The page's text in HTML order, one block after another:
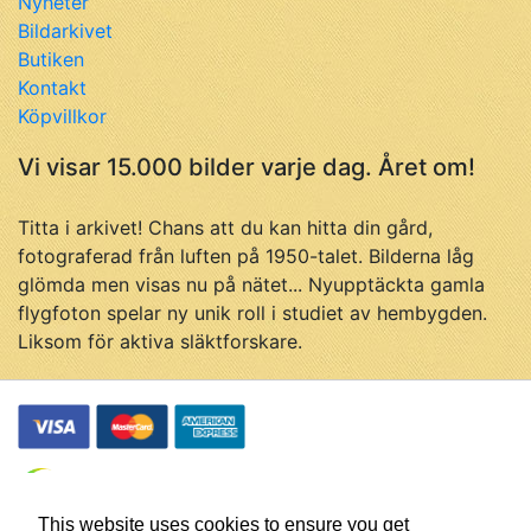
This website uses cookies to ensure you get
Bildarkivet
Butiken
Kontakt
Köpvillkor
Vi visar 15.000 bilder varje dag. Året om!
Titta i arkivet! Chans att du kan hitta din gård,
fotograferad från luften på 1950-talet. Bilderna låg
glömda men visas nu på nätet... Nyupptäckta gamla
flygfoton spelar ny unik roll i studiet av hembygden.
Liksom för aktiva släktforskare.